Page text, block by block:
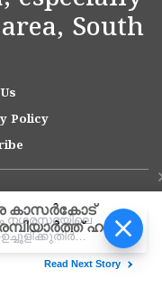
South
Policy
നഗരസഭയിലെ
ഇടപെടൽ;